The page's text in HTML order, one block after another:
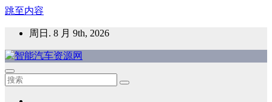
跳至内容
周日. 8 月 9th, 2026
智能汽车资源网
智能表面，智能内饰，新能源汽车，HMI，人车交互，智能车